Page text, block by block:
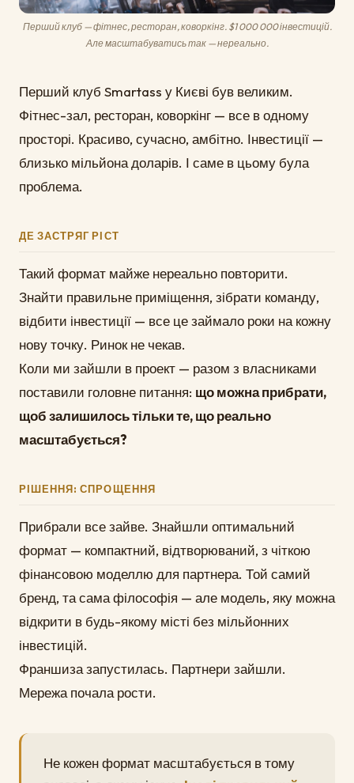
Перший клуб — фітнес, ресторан, коворкінг. $1 000 000 інвестицій.
Але масштабуватись так — нереально.
Перший клуб Smartass у Києві був великим.
Фітнес-зал, ресторан, коворкінг — все в одному
просторі. Красиво, сучасно, амбітно. Інвестиції —
близько мільйона доларів. І саме в цьому була
проблема.
ДЕ ЗАСТРЯГ РІСТ
Такий формат майже нереально повторити.
Знайти правильне приміщення, зібрати команду,
відбити інвестиції — все це займало роки на кожну
нову точку. Ринок не чекав.
Коли ми зайшли в проект — разом з власниками
поставили головне питання: що можна прибрати,
щоб залишилось тільки те, що реально
масштабується?
РІШЕННЯ: СПРОЩЕННЯ
Прибрали все зайве. Знайшли оптимальний
формат — компактний, відтворюваний, з чіткою
фінансовою моделлю для партнера. Той самий
бренд, та сама філософія — але модель, яку можна
відкрити в будь-якому місті без мільйонних
інвестицій.
Франшиза запустилась. Партнери зайшли.
Мережа почала рости.
Не кожен формат масштабується в тому